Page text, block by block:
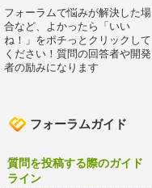
フォーラムで悩みが解決した場
合など、よかったら「いい
ね！」をポチっとクリックして
ください！質問の回答者や開発
者の励みになります
フォーラムガイド
質問を投稿する際のガイド
ライン